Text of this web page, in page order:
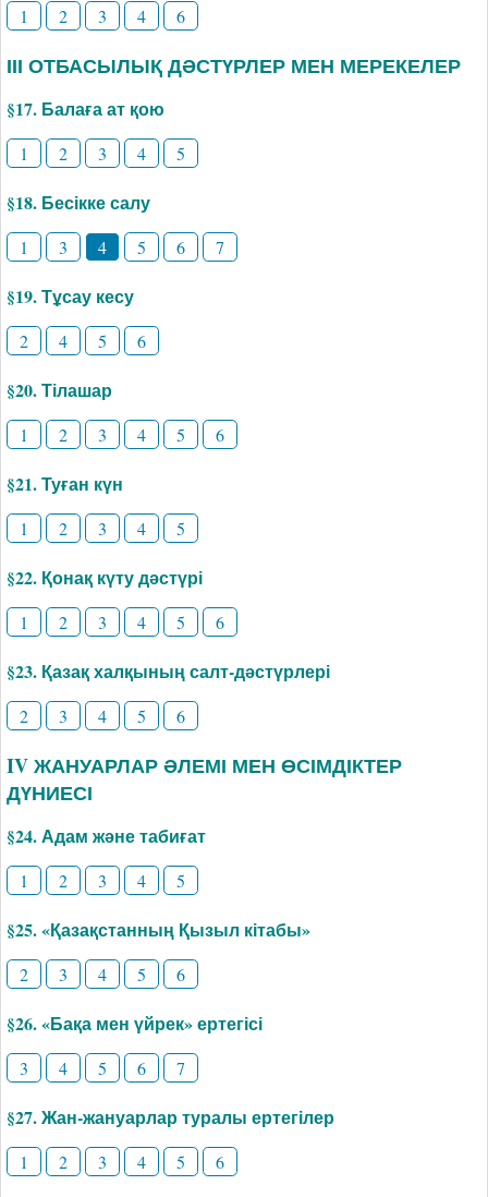
1 2 3 4 6
ІІІ ОТБАСЫЛЫҚ ДӘСТҮРЛЕР МЕН МЕРЕКЕЛЕР
§17. Балаға ат қою
1 2 3 4 5
§18. Бесікке салу
1 3 4 5 6 7
§19. Тұсау кесу
2 4 5 6
§20. Тілашар
1 2 3 4 5 6
§21. Туған күн
1 2 3 4 5
§22. Қонақ күту дәстүрі
1 2 3 4 5 6
§23. Қазақ халқының салт-дәстүрлері
2 3 4 5 6
IV ЖАНУАРЛАР ӘЛЕМІ МЕН ӨСІМДІКТЕР
ДҮНИЕСІ
§24. Адам және табиғат
1 2 3 4 5
§25. «Қазақстанның Қызыл кітабы»
2 3 4 5 6
§26. «Бақа мен үйрек» ертегісі
3 4 5 6 7
§27. Жан-жануарлар туралы ертегілер
1 2 3 4 5 6